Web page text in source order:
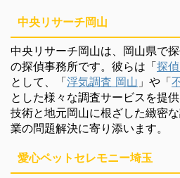
中央リサーチ岡山
中央リサーチ岡山は、岡山県で
の探偵事務所です。彼らは「探
として、「浮気調査 岡山 」や「
とした様々な調査サービスを提
技術と地元岡山に根ざした緻密
業の問題解決に寄り添います。
愛心ペットセレモニー埼玉